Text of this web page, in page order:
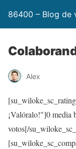
86400 – Blog de
Alex
¡Valóralo!"]0media
votos[/